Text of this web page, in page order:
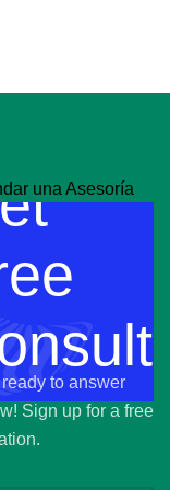
una Asesoría
to answer
Sign up for a free